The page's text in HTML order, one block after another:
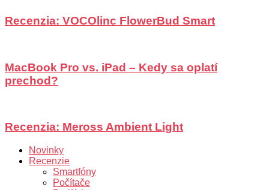
Recenzia: VOCOlinc FlowerBud Smart
MacBook Pro vs. iPad – Kedy sa oplatí
prechod?
Recenzia: Meross Ambient Light
Novinky
Recenzie
Smartfóny
Počítače